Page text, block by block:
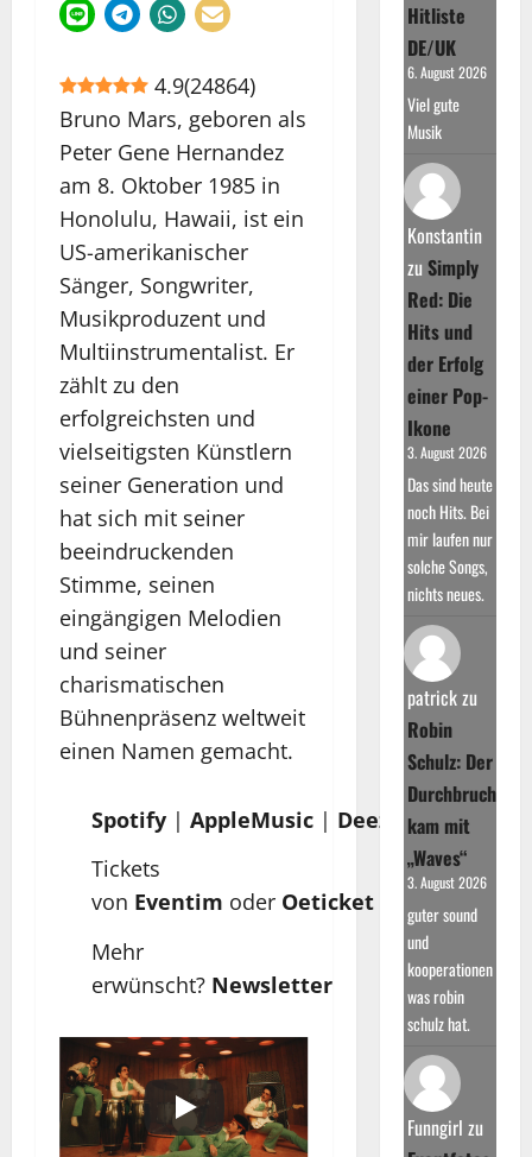
4.9(24864)
Bruno Mars, geboren als
Peter Gene Hernandez
am 8. Oktober 1985 in
Honolulu, Hawaii, ist ein
US-amerikanischer
Sänger, Songwriter,
Musikproduzent und
Multiinstrumentalist. Er
zählt zu den
erfolgreichsten und
vielseitigsten Künstlern
seiner Generation und
hat sich mit seiner
beeindruckenden
Stimme, seinen
eingängigen Melodien
und seiner
charismatischen
Bühnenpräsenz weltweit
einen Namen gemacht.
Spotify | AppleMusic | Deezer
Tickets
von Eventim oder Oeticket
Mehr
erwünscht? Newsletter
Hitliste
DE/UK
6. August 2026
Viel gute
Musik
Konstantin
zu Simply
Red: Die
Hits und
der Erfolg
einer Pop-
Ikone
3. August 2026
Das sind heute
noch Hits. Bei
mir laufen nur
solche Songs,
nichts neues.
patrickzu
Robin
Schulz: Der
Durchbruch
kam mit
„Waves“
3. August 2026
guter sound
und
kooperationen
was robin
schulz hat.
Funngirl zu